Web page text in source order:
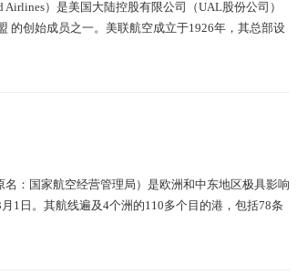
）是美国大陆控股有限公司（UAL股份公司）
的创始成员之一。美联航空成立于1926年，其总部设
：国家航空经营管理局）是欧洲和中东地区极具影响
1日。其航线遍及4个洲的110多个目的港，包括78条